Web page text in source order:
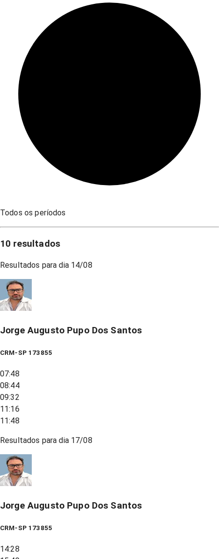
Todos os períodos
10 resultados
Resultados para dia 14/08
Jorge Augusto Pupo Dos Santos
CRM-SP 173855
07:48
08:44
09:32
11:16
11:48
Resultados para dia 17/08
Jorge Augusto Pupo Dos Santos
CRM-SP 173855
14:28